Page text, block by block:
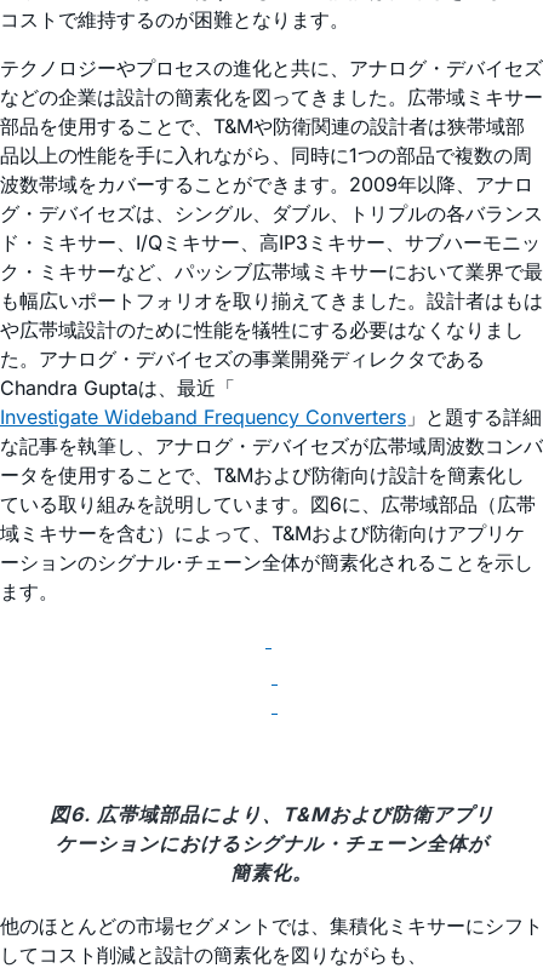
コストで維持するのが困難となります。
テクノロジーやプロセスの進化と共に、アナログ・デバイセズ
などの企業は設計の簡素化を図ってきました。広帯域ミキサー
部品を使用することで、T&Mや防衛関連の設計者は狭帯域部
品以上の性能を手に入れながら、同時に1つの部品で複数の周
波数帯域をカバーすることができます。2009年以降、アナロ
グ・デバイセズは、シングル、ダブル、トリプルの各バランス
ド・ミキサー、I/Qミキサー、高IP3ミキサー、サブハーモニッ
ク・ミキサーなど、パッシブ広帯域ミキサーにおいて業界で最
も幅広いポートフォリオを取り揃えてきました。設計者はもは
や広帯域設計のために性能を犠牲にする必要はなくなりまし
た。アナログ・デバイセズの事業開発ディレクタである
Chandra Guptaは、最近「
Investigate Wideband Frequency Converters 」と題する詳細
な記事を執筆し、アナログ・デバイセズが広帯域周波数コンバ
ータを使用することで、T&Mおよび防衛向け設計を簡素化し
ている取り組みを説明しています。図6に、広帯域部品（広帯
域ミキサーを含む）によって、T&Mおよび防衛向けアプリケ
ーションのシグナル･チェーン全体が簡素化されることを示し
ます。
図6. 広帯域部品により、T&Mおよび防衛アプリ
ケーションにおけるシグナル・チェーン全体が
簡素化。
他のほとんどの市場セグメントでは、集積化ミキサーにシフト
してコスト削減と設計の簡素化を図りながらも、